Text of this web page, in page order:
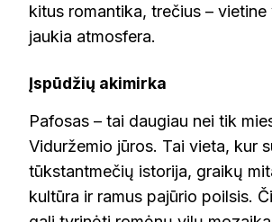
kitus romantika, trečius – vietine
jaukia atmosfera.
Įspūdžių akimirka
Pafosas – tai daugiau nei tik
Viduržemio jūros. Tai vieta, kur
tūkstantmečių istorija, graikų
kultūra ir ramus pajūrio poilsis.